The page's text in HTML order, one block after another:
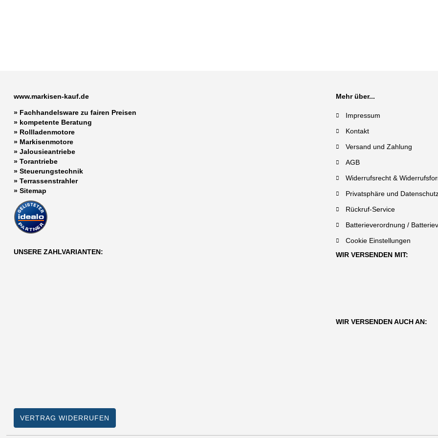
www.markisen-kauf.de
» Fachhandelsware zu fairen Preisen
» kompetente Beratung
» Rollladenmotore
» Markisenmotore
»Jalousieantriebe
»Torantriebe
» Steuerungstechnik
»Terrassenstrahler
»Sitemap
Mehr über...
Impressum
Kontakt
Versand und Zahlung
AGB
Widerrufsrecht &
Privatsphäre und
Rückruf-Service
Batterieverordnung /
Cookie Einstellungen
UNSERE ZAHLVARIANTEN:
WIR VERSENDEN MIT:
WIR VERSENDEN AUCH AN:
VERTRAG WIDERRUFEN